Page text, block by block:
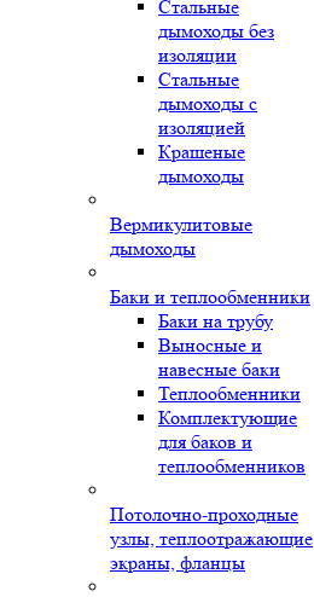
Стальные
дымоходы без
изоляции
Стальные
дымоходы с
изоляцией
Крашеные
дымоходы
Вермикулитовые
дымоходы
Баки и теплообменники
Баки на трубу
Выносные и
навесные баки
Теплообменники
Комплектующие
для баков и
теплообменников
Потолочно-проходные
узлы, теплоотражающие
экраны, фланцы